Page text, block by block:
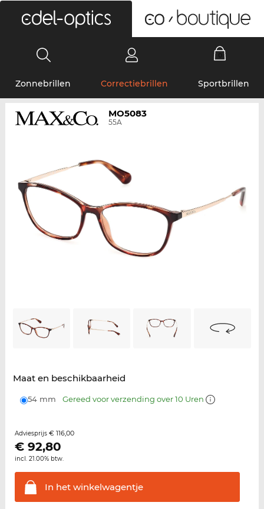
Zonnebrillen Correctiebrillen Sportbrillen
MO5083
55A
Maat en beschikbaarheid
54 mm Gereed voor verzending over 10 Uren
Adviesprijs € 116,00
€ 92,80
incl. 21.00% btw.
In hetwinkelwagentje